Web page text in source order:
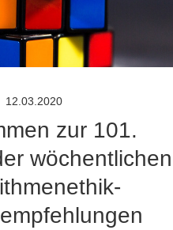
12.03.2020
zur 101.
wöchentlichen